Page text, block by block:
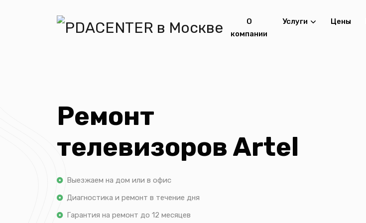
О
компании
Услуги Цены
Ремонт
телевизоров Artel
Выезжаем на дом или в офис
Диагностика и ремонт в течение дня
Гарантия на ремонт до 12 месяцев